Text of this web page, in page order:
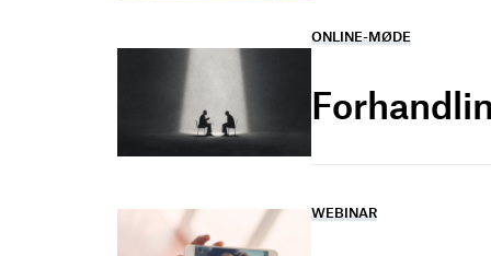
ONLINE-MØDE
WEBINAR